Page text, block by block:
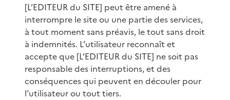
[L’EDITEUR du SITE] peut être amené à
interrompre le site ou une partie des services,
à tout moment sans préavis, le tout sans droit
à indemnités. L’utilisateur reconnaît et
accepte que [L’EDITEUR du SITE] ne soit pas
responsable des interruptions, et des
conséquences qui peuvent en découler pour
l’utilisateur ou tout tiers.